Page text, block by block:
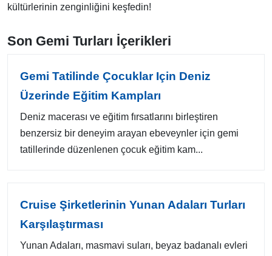
kültürlerinin zenginliğini keşfedin!
Son Gemi Turları İçerikleri
Gemi Tatilinde Çocuklar Için Deniz
Üzerinde Eğitim Kampları
Deniz macerası ve eğitim fırsatlarını birleştiren
benzersiz bir deneyim arayan ebeveynler için gemi
tatillerinde düzenlenen çocuk eğitim kam...
Cruise Şirketlerinin Yunan Adaları Turları
Karşılaştırması
Yunan Adaları, masmavi suları, beyaz badanalı evleri